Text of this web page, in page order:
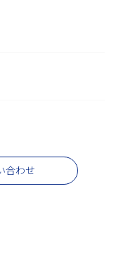
合わせ